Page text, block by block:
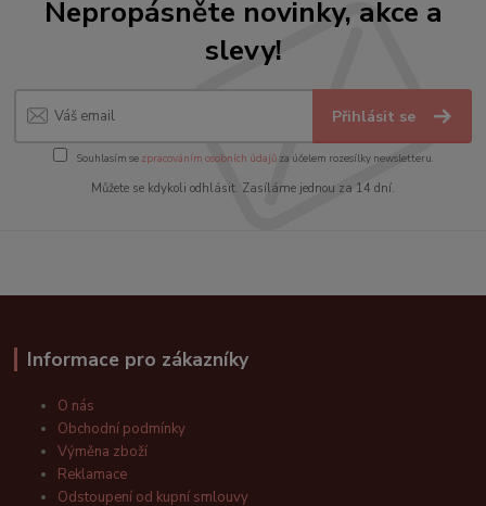
Nepropásněte novinky, akce a
slevy!
Přihlásit se
Souhlasím se zpracováním osobních údajůza účelem rozesílky newsletteru.
Můžete se kdykoli odhlásit. Zasíláme jednou za 14 dní.
Informace pro zákazníky
O nás
Obchodní podmínky
Výměna zboží
Reklamace
Odstoupení od kupní smlouvy